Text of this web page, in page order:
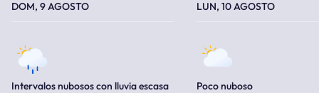
DOM, 9 AGOSTO
Intervalos nubosos con lluvia escasa
LUN, 10 AGOSTO
Poco nuboso